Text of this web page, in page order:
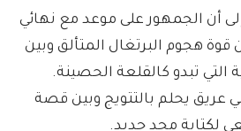
أن الجمهور على موعد مع نهائي
هجوم البرتغال المتألق وبين
التي تبدو كالقلعة الحصينة.
عريق يحلم بالتتويج وبين قصة
لكتابة مجد جديد.